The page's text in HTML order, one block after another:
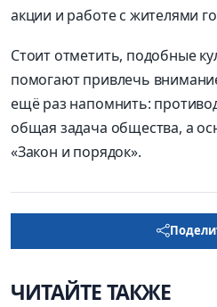
акции и работе с жителями
Стоит отметить, подобные
помогают привлечь
ещё раз напомнить:
общая задача общества, а
«Закон и порядок».
ЧИТАЙТЕ ТАКЖЕ